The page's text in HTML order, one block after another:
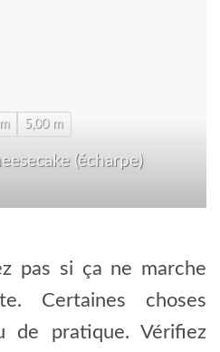
5,00 m
(écharpe)
pas si ça ne marche
Certaines choses
de pratique. Vérifiez